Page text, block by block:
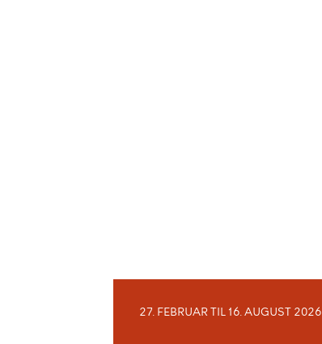
27. FEBRUAR TIL 16. AUGUST 2026